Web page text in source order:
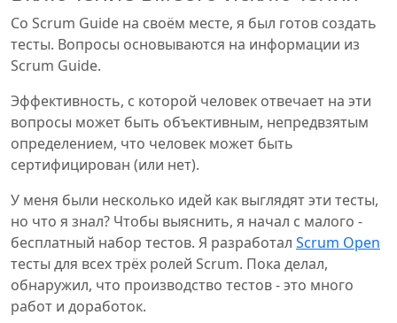
Со Scrum Guide на своём месте, я был готов создать
тесты. Вопросы основываются на информации из
Scrum Guide.
Эффективность, с которой человек отвечает на эти
вопросы может быть объективным, непредвзятым
определением, что человек может быть
сертифицирован (или нет).
У меня были несколько идей как выглядят эти тесты,
но что я знал? Чтобы выяснить, я начал с малого -
бесплатный набор тестов. Я разработал Scrum Open
тесты для всех трёх ролей Scrum. Пока делал,
обнаружил, что производство тестов - это много
работ и доработок.